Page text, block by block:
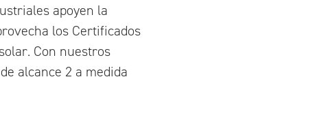
apoyen la
los Certificados
Con nuestros
alcance 2 a medida